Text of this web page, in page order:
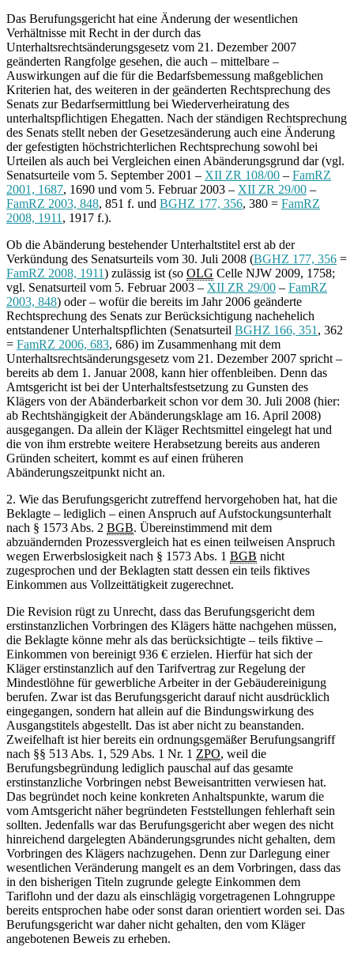
Das Berufungsgericht hat eine Änderung der wesentlichen
Verhältnisse mit Recht in der durch das
Unterhaltsrechtsänderungsgesetz vom 21. Dezember 2007
geänderten Rangfolge gesehen, die auch – mittelbare –
Auswirkungen auf die für die Bedarfsbemessung maßgeblichen
Kriterien hat, des weiteren in der geänderten Rechtsprechung des
Senats zur Bedarfsermittlung bei Wiederverheiratung des
unterhaltspflichtigen Ehegatten. Nach der ständigen Rechtsprechung
des Senats stellt neben der Gesetzesänderung auch eine Änderung
der gefestigten höchstrichterlichen Rechtsprechung sowohl bei
Urteilen als auch bei Vergleichen einen Abänderungsgrund dar (vgl.
Senatsurteile vom 5. September 2001 – XII ZR 108/00 – FamRZ
2001, 1687, 1690 und vom 5. Februar 2003 – XII ZR 29/00 –
FamRZ 2003, 848, 851 f. und BGHZ 177, 356, 380 = FamRZ
2008, 1911, 1917 f.).
Ob die Abänderung bestehender Unterhaltstitel erst ab der
Verkündung des Senatsurteils vom 30. Juli 2008 (BGHZ 177, 356 =
FamRZ 2008, 1911) zulässig ist (so OLG Celle NJW 2009, 1758;
vgl. Senatsurteil vom 5. Februar 2003 – XII ZR 29/00 – FamRZ
2003, 848) oder – wofür die bereits im Jahr 2006 geänderte
Rechtsprechung des Senats zur Berücksichtigung nachehelich
entstandener Unterhaltspflichten (Senatsurteil BGHZ 166, 351, 362
= FamRZ 2006, 683, 686) im Zusammenhang mit dem
Unterhaltsrechtsänderungsgesetz vom 21. Dezember 2007 spricht –
bereits ab dem 1. Januar 2008, kann hier offenbleiben. Denn das
Amtsgericht ist bei der Unterhaltsfestsetzung zu Gunsten des
Klägers von der Abänderbarkeit schon vor dem 30. Juli 2008 (hier:
ab Rechtshängigkeit der Abänderungsklage am 16. April 2008)
ausgegangen. Da allein der Kläger Rechtsmittel eingelegt hat und
die von ihm erstrebte weitere Herabsetzung bereits aus anderen
Gründen scheitert, kommt es auf einen früheren
Abänderungszeitpunkt nicht an.
2. Wie das Berufungsgericht zutreffend hervorgehoben hat, hat die
Beklagte – lediglich – einen Anspruch auf Aufstockungsunterhalt
nach § 1573 Abs. 2 BGB. Übereinstimmend mit dem
abzuändernden Prozessvergleich hat es einen teilweisen Anspruch
wegen Erwerbslosigkeit nach § 1573 Abs. 1 BGB nicht
zugesprochen und der Beklagten statt dessen ein teils fiktives
Einkommen aus Vollzeittätigkeit zugerechnet.
Die Revision rügt zu Unrecht, dass das Berufungsgericht dem
erstinstanzlichen Vorbringen des Klägers hätte nachgehen müssen,
die Beklagte könne mehr als das berücksichtigte – teils fiktive –
Einkommen von bereinigt 936 € erzielen. Hierfür hat sich der
Kläger erstinstanzlich auf den Tarifvertrag zur Regelung der
Mindestlöhne für gewerbliche Arbeiter in der Gebäudereinigung
berufen. Zwar ist das Berufungsgericht darauf nicht ausdrücklich
eingegangen, sondern hat allein auf die Bindungswirkung des
Ausgangstitels abgestellt. Das ist aber nicht zu beanstanden.
Zweifelhaft ist hier bereits ein ordnungsgemäßer Berufungsangriff
nach §§ 513 Abs. 1, 529 Abs. 1 Nr. 1 ZPO, weil die
Berufungsbegründung lediglich pauschal auf das gesamte
erstinstanzliche Vorbringen nebst Beweisantritten verwiesen hat.
Das begründet noch keine konkreten Anhaltspunkte, warum die
vom Amtsgericht näher begründeten Feststellungen fehlerhaft sein
sollten. Jedenfalls war das Berufungsgericht aber wegen des nicht
hinreichend dargelegten Abänderungsgrundes nicht gehalten, dem
Vorbringen des Klägers nachzugehen. Denn zur Darlegung einer
wesentlichen Veränderung mangelt es an dem Vorbringen, dass das
in den bisherigen Titeln zugrunde gelegte Einkommen dem
Tariflohn und der dazu als einschlägig vorgetragenen Lohngruppe
bereits entsprochen habe oder sonst daran orientiert worden sei. Das
Berufungsgericht war daher nicht gehalten, den vom Kläger
angebotenen Beweis zu erheben.